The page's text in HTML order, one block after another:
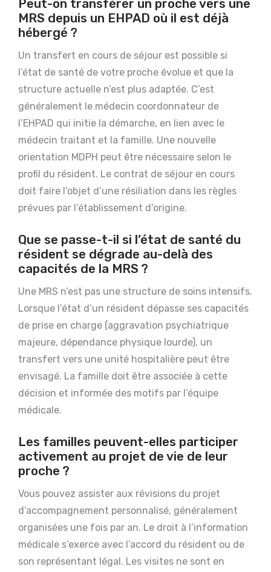
Peut-on transférer un proche vers une
MRS depuis un EHPAD où il est déjà
hébergé ?
Un transfert en cours de séjour est possible si
l’état de santé de votre proche évolue et que la
structure actuelle n’est plus adaptée. C’est
généralement le médecin coordonnateur de
l’EHPAD qui initie la démarche, en lien avec le
médecin traitant et la famille. Une nouvelle
orientation MDPH peut être nécessaire selon le
profil du résident. Le contrat de séjour en cours
doit faire l’objet d’une résiliation dans les règles
prévues par l’établissement d’origine.
Que se passe-t-il si l’état de santé du
résident se dégrade au-delà des
capacités de la MRS ?
Une MRS n’est pas une structure de soins intensifs.
Lorsque l’état d’un résident dépasse ses capacités
de prise en charge (aggravation psychiatrique
majeure, dépendance physique lourde), un
transfert vers une unité hospitalière peut être
envisagé. La famille doit être associée à cette
décision et informée des motifs par l’équipe
médicale.
Les familles peuvent-elles participer
activement au projet de vie de leur
proche ?
Vous pouvez assister aux révisions du projet
d’accompagnement personnalisé, généralement
organisées une fois par an. Le droit à l’information
médicale s’exerce avec l’accord du résident ou de
son représentant légal. Les visites ne sont en